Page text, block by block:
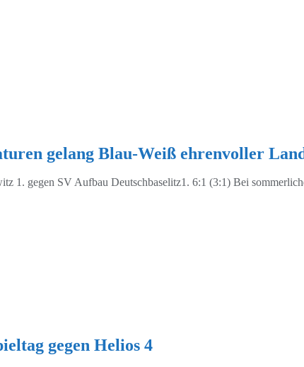
gelang Blau-Weiß ehrenvoller
1. gegen SV Aufbau Deutschbaselitz1. 6:1 (3:1) Bei
gegen Helios 4